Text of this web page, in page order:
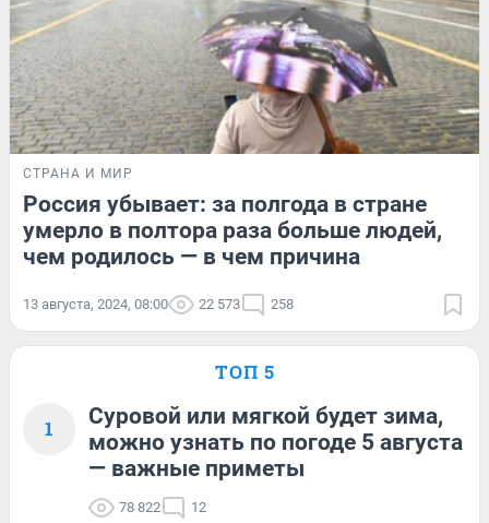
СТРАНА И МИР
Россия убывает: за полгода в стране
умерло в полтора раза больше людей,
чем родилось — в чем причина
13 августа, 2024, 08:00 22 573 258
ТОП 5
1
Суровой или мягкой будет зима,
можно узнать по погоде 5 августа
— важные приметы
78 822 12